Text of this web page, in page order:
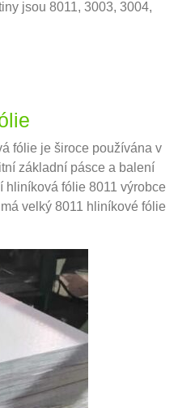
jsou 8011, 3003, 3004,
fólie je široce používána v
základní pásce a balení
hliníková fólie 8011 výrobce
velký 8011 hliníkové fólie
hliníkových fólií a